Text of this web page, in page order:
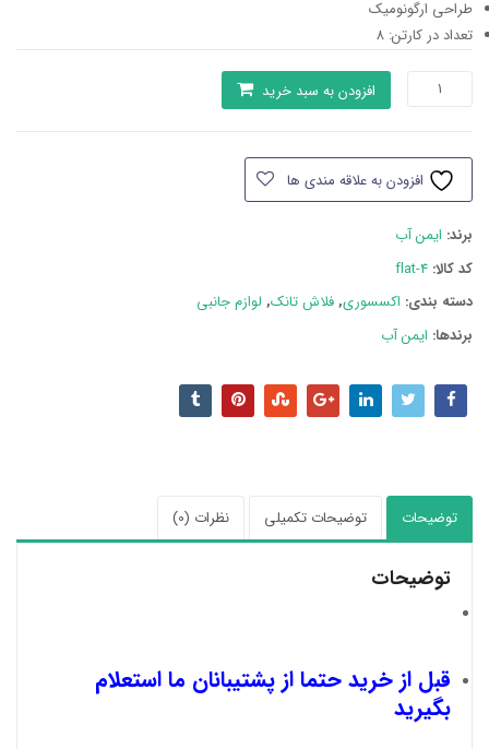
طراحی ارگونومیک
تعداد در کارتن: 8
صفحه
آب
مدل
مشکی
-
کروم
افزودن به سبد خرید
افزودن به علاقه مندی ها
برند: ایمن آب
کد کالا: flat-4
دسته بند‌ی: اکسسوری,فلاش تانک, لوازم جانبی
برندها: ایمن آب
توضیحات توضیحات تکمیلی نظرات (0)
توضیحات
قبل از خرید حتما از پشتیبانان ما استعلام
بگیرید